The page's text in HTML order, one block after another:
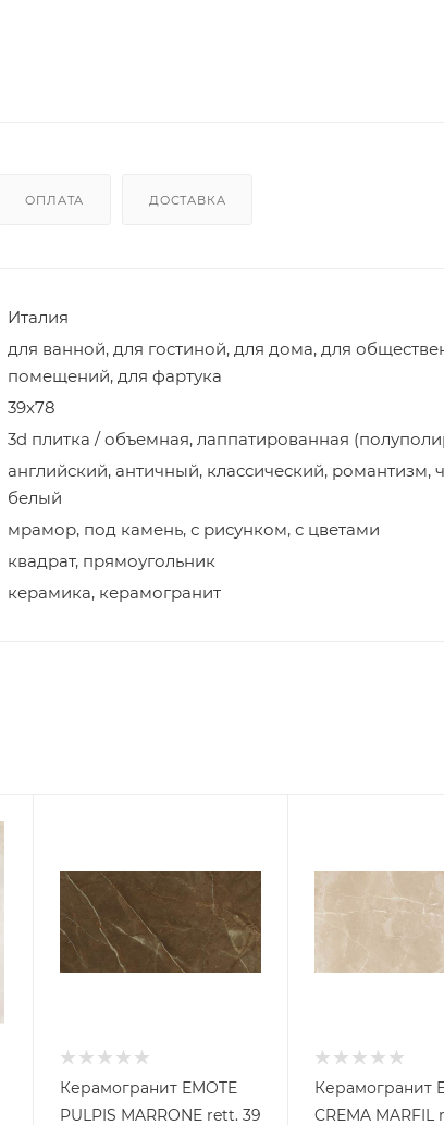
ОПЛАТА ДОСТАВКА
Италия
для ванной, для гостиной, для дома, для
помещений, для фартука
39x78
3d плитка / объемная, лаппатированная
английский, античный, классический, романтизм,
белый
мрамор, под камень, с рисунком, с цветами
квадрат, прямоугольник
керамика, керамогранит
Керамогранит EMOTE
PULPIS MARRONE rett. 39
Керамогранит
CREMA MARFIL